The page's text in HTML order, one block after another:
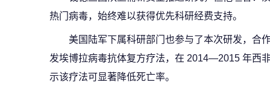
热门病毒，始终难以获得优先科研经费支持。
美国陆军下属科研部门也参与了本次研发，合
发埃博拉病毒抗体复方疗法，在 2014—2015 年西
示该疗法可显著降低死亡率。